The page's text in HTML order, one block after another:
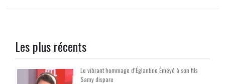
Les plus récents
Le vibrant hommage d’Églantine Éméyé à son fils
Samy disparu